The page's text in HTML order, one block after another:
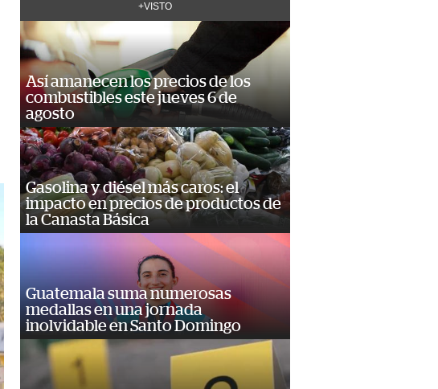
+VISTO
Así amanecen los precios de los
combustibles este jueves 6 de
agosto
Gasolina y diésel más caros: el
impacto en precios de productos de
la Canasta Básica
Guatemala suma numerosas
medallas en una jornada
inolvidable en Santo Domingo